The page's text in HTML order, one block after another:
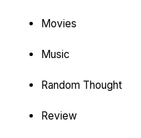
Movies
Music
Random Thought
Review